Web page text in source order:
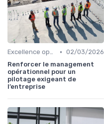
Excellence opérationnelle • 02/03/2026
Renforcer le management
opérationnel pour un
pilotage exigeant de
l’entreprise